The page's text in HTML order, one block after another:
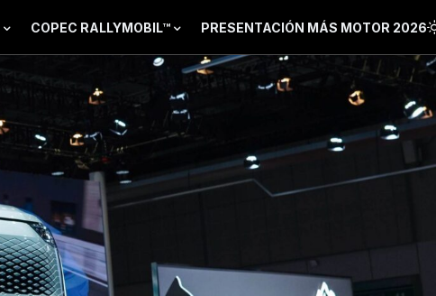
COPEC RALLYMOBIL™ PRESENTACIÓN MÁS MOTOR 2026